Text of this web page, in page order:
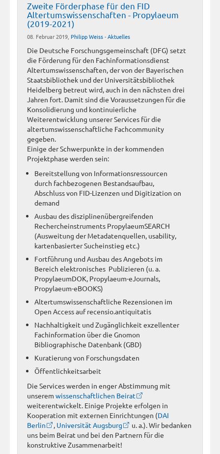
Zweite Förderphase für den FID
Altertumswissenschaften - Propylaeum
(2019-2021)
08. Februar 2019, Philipp Weiss-Aktuelles
Die Deutsche Forschungsgemeinschaft (DFG) setzt
die Förderung für den Fachinformationsdienst
Altertumswissenschaften, der von der Bayerischen
Staatsbibliothek und der Universitätsbibliothek
Heidelberg betreut wird, auch in den nächsten drei
Jahren fort. Damit sind die Voraussetzungen für die
Konsolidierung und kontinuierliche
Weiterentwicklung unserer Services für die
altertumswissenschaftliche Fachcommunity
gegeben.
Einige der Schwerpunkte in der kommenden
Projektphase werden sein:
Bereitstellung von Informationsressourcen
durch fachbezogenen Bestandsaufbau,
Abschluss von FID-Lizenzen und Digitization on
demand
Ausbau des disziplinenübergreifenden
Rechercheinstruments PropylaeumSEARCH
(Ausweitung der Metadatenquellen, usability,
kartenbasierter Sucheinstieg etc.)
Fortführung und Ausbau des Angebots im
Bereich elektronisches Publizieren (u. a.
PropylaeumDOK, Propylaeum-eJournals,
Propylaeum-eBOOKS)
Altertumswissenschaftliche Rezensionen im
Open Access auf recensio.antiquitatis
Nachhaltigkeit und Zugänglichkeit exzellenter
Fachinformation über die Gnomon
Bibliographische Datenbank (GBD)
Kuratierung von Forschungsdaten
Öffentlichkeitsarbeit
Die Services werden in enger Abstimmung mit
unserem wissenschaftlichen Beirat
weiterentwickelt. Einige Projekte erfolgen in
Kooperation mit externen Einrichtungen (DAI
Berlin
, Universität Augsburg
u. a.). Wir bedanken
uns beim Beirat und bei den Partnern für die
konstruktive Zusammenarbeit!